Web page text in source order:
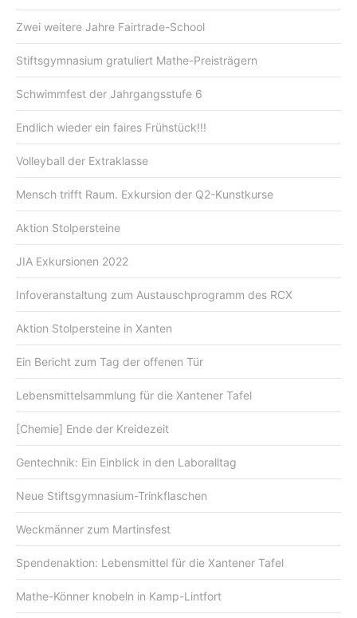
Zwei weitere Jahre Fairtrade-School
Stiftsgymnasium gratuliert Mathe-Preisträgern
Schwimmfest der Jahrgangsstufe 6
Endlich wieder ein faires Frühstück!!!
Volleyball der Extraklasse
Mensch trifft Raum. Exkursion der Q2-Kunstkurse
Aktion Stolpersteine
JIA Exkursionen 2022
Infoveranstaltung zum Austauschprogramm des RCX
Aktion Stolpersteine in Xanten
Ein Bericht zum Tag der offenen Tür
Lebensmittelsammlung für die Xantener Tafel
[Chemie] Ende der Kreidezeit
Gentechnik: Ein Einblick in den Laboralltag
Neue Stiftsgymnasium-Trinkflaschen
Weckmänner zum Martinsfest
Spendenaktion: Lebensmittel für die Xantener Tafel
Mathe-Könner knobeln in Kamp-Lintfort